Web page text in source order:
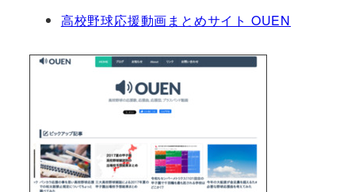
高校野球応援動画まとめサイト OUEN